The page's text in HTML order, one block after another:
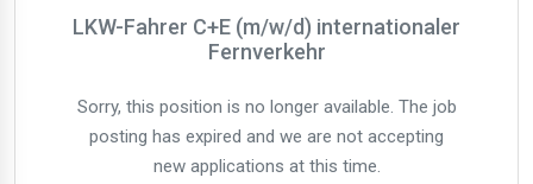
LKW-Fahrer C+E (m/w/d) internationaler
Fernverkehr
Sorry, this position is no longer available. The job
posting has expired and we are not accepting
new applications at this time.